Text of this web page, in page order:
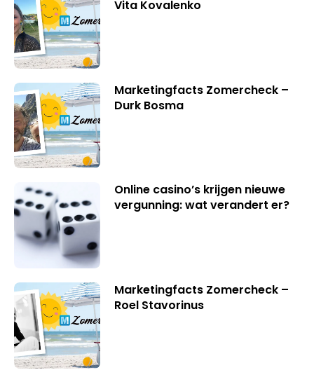
Vita Kovalenko
Marketingfacts Zomercheck –
Durk Bosma
Online casino’s krijgen nieuwe
vergunning: wat verandert er?
Marketingfacts Zomercheck –
Roel Stavorinus